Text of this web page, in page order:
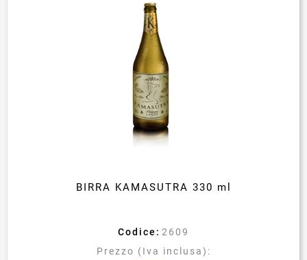
BIRRA KAMASUTRA 330 ml
Codice: 2609
Prezzo (Iva inclusa):